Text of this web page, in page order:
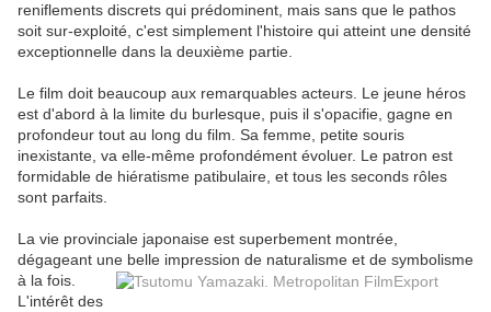
reniflements discrets qui prédominent, mais sans que le pathos
soit sur-exploité, c'est simplement l'histoire qui atteint une densité
exceptionnelle dans la deuxième partie.
Le film doit beaucoup aux remarquables acteurs. Le jeune héros
est d'abord à la limite du burlesque, puis il s'opacifie, gagne en
profondeur tout au long du film. Sa femme, petite souris
inexistante, va elle-même profondément évoluer. Le patron est
formidable de hiératisme patibulaire, et tous les seconds rôles
sont parfaits.
La vie provinciale japonaise est superbement montrée,
dégageant une belle impression de naturalisme et de symbolisme
à la fois.
L'intérêt des